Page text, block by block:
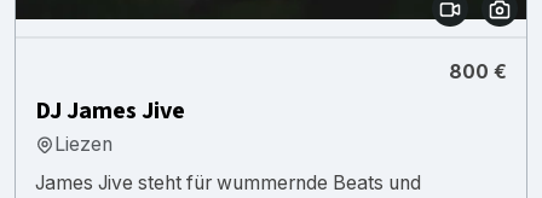
800 €
DJ James Jive
Liezen
James Jive steht für wummernde Beats und